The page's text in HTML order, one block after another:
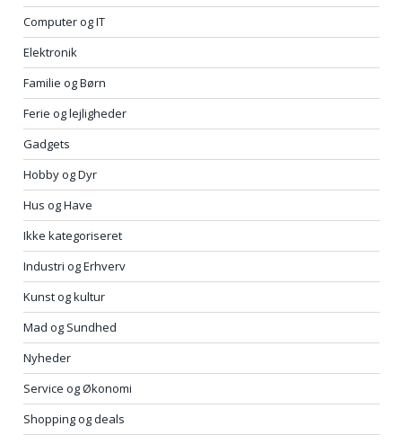
Computer og IT
Elektronik
Familie og Børn
Ferie og lejligheder
Gadgets
Hobby og Dyr
Hus og Have
Ikke kategoriseret
Industri og Erhverv
Kunst og kultur
Mad og Sundhed
Nyheder
Service og Økonomi
Shopping og deals